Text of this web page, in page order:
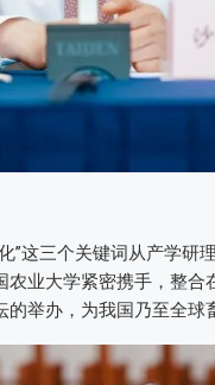
”这三个关键词从产学研
业大学紧密携手，整
举办，为我国乃至全球